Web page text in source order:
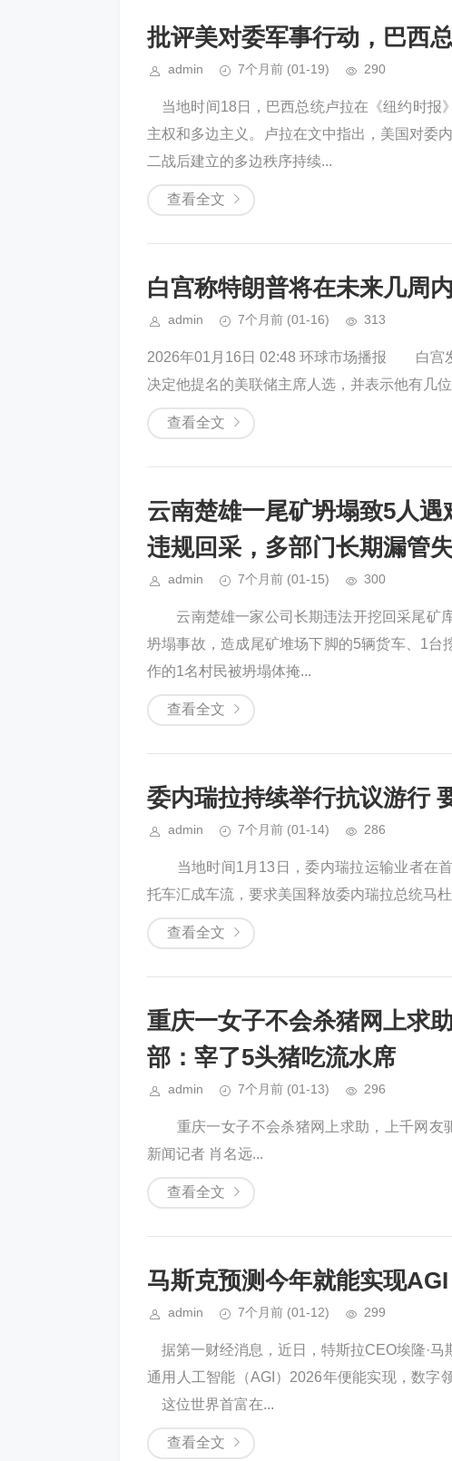
批评美对委军事行动，巴西
admin 7个月前 (01-19) 290
当地时间18日，巴西总统卢拉在《纽约时报
主权和多边主义。卢拉在文中指出，美国对委
二战后建立的多边秩序持续...
查看全文
白宫称特朗普将在未来几周
admin 7个月前 (01-16) 313
2026年01月16日 02:48 环球市场播报 白宫
决定他提名的美联储主席人选，并表示他有几
查看全文
云南楚雄一尾矿坍塌致5人
违规回采，多部门长期漏管
admin 7个月前 (01-15) 300
云南楚雄一家公司长期违法开挖回采尾矿
坍塌事故，造成尾矿堆场下脚的5辆货车、1
作的1名村民被坍塌体掩...
查看全文
委内瑞拉持续举行抗议游行
admin 7个月前 (01-14) 286
当地时间1月13日，委内瑞拉运输业者在首
托车汇成车流，要求美国释放委内瑞拉总统马
查看全文
重庆一女子不会杀猪网上求
部：宰了5头猪吃流水席
admin 7个月前 (01-13) 296
重庆一女子不会杀猪网上求助，上千网友
新闻记者 肖名远...
查看全文
马斯克预测今年就能实现
admin 7个月前 (01-12) 299
据第一财经消息，近日，特斯拉CEO埃隆·马
通用人工智能（AGI）2026年便能实现，数
这位世界首富在...
查看全文